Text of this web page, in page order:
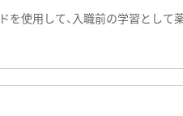
を使用して、入職前の学習とし